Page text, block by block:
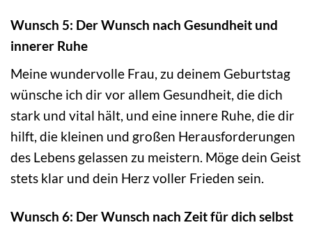
Wunsch 5: Der Wunsch nach Gesundheit und
innerer Ruhe
Meine wundervolle Frau, zu deinem Geburtstag
wünsche ich dir vor allem Gesundheit, die dich
stark und vital hält, und eine innere Ruhe, die dir
hilft, die kleinen und großen Herausforderungen
des Lebens gelassen zu meistern. Möge dein Geist
stets klar und dein Herz voller Frieden sein.
Wunsch 6: Der Wunsch nach Zeit für dich selbst